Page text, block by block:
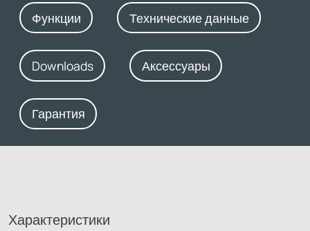
Функции Технические данные
Downloads Аксессуары
Гарантия
Характеристики